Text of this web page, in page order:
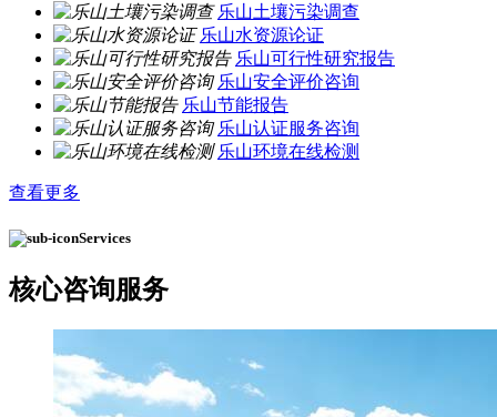
乐山土壤污染调查
乐山水资源论证
乐山可行性研究报告
乐山安全评价咨询
乐山节能报告
乐山认证服务咨询
乐山环境在线检测
查看更多
Services
核心咨询服务